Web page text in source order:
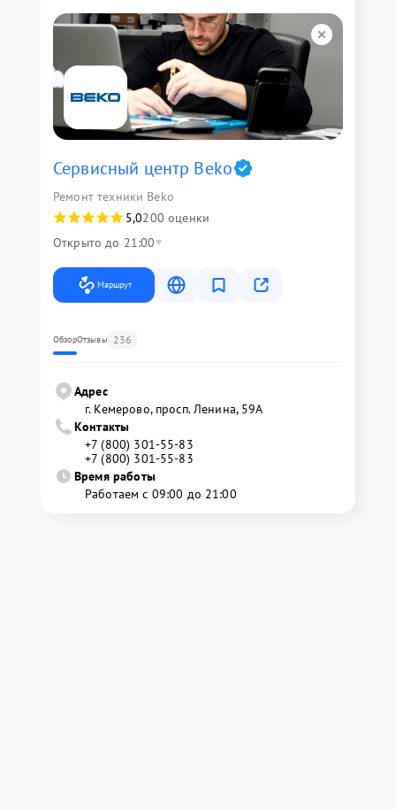
Сервисный центр Beko
Ремонт техники Beko
5,0200 оценки
Открыто до 21:00
Маршрут
ОбзорОтзывы 236
Адрес
г. Кемерово, просп. Ленина, 59А
Контакты
+7 (800) 301-55-83
+7 (800) 301-55-83
Время работы
Работаем с 09:00 до 21:00